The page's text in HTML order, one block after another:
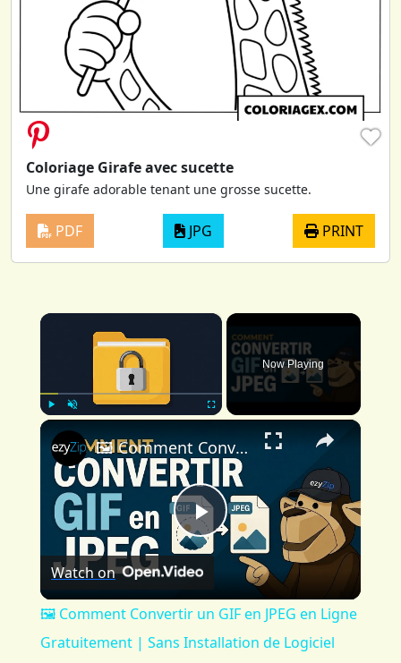
♥
Coloriage Girafe avec sucette
Une girafe adorable tenant une grosse sucette.
PDF JPG PRINT
×
Now Playing
×
Play
Video
🖼️ Comment Convertir un GIF en JPEG en Ligne Gratuitement | Sans Installation de Logiciel
Watch on
🖼️ Comment Convertir un GIF en JPEG en Ligne
Gratuitement | Sans Installation de Logiciel